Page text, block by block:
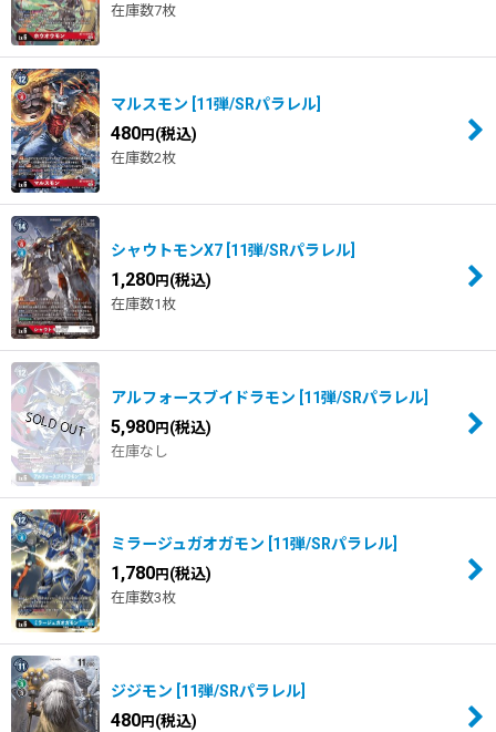
在庫数7枚
マルスモン 11弾/SRパラレル
480円 (税込)
在庫数2枚
シャウトモンX7 11弾/SRパラレル
1,280円 (税込)
在庫数1枚
アルフォースブイドラモン 11弾/SRパラレル
5,980円 (税込)
在庫なし
ミラージュガオガモン 11弾/SRパラレル
1,780円 (税込)
在庫数3枚
ジジモン 11弾/SRパラレル
480円 (税込)